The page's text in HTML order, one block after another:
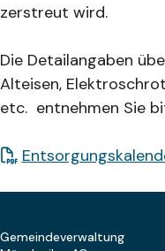
zerstreut wird.
Die Detailangaben
Alteisen,
etc. entnehmen Sie
Gemeindeverwaltung